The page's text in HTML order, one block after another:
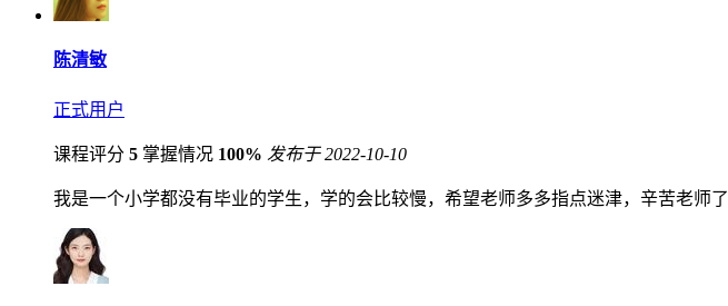
陈清敏
正式用户
课程评分 5 掌握情况 100% 发布于 2022-10-10
我是一个小学都没有毕业的学生，学的会比较慢，希望老师多多指点迷津，辛苦老师了